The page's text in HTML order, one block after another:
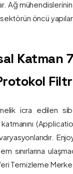
Ağ
öncü
Katman
icra edilen
sınırlarına
Temizleme